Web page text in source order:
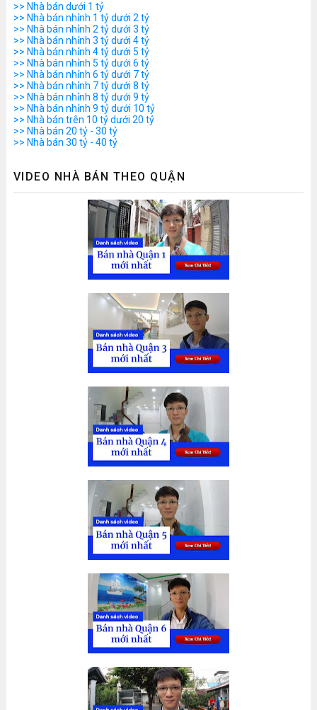
>> Nhà bán dưới 1 tỷ
>> Nhà bán nhỉnh 1 tỷ dưới 2 tỷ
>> Nhà bán nhỉnh 2 tỷ dưới 3 tỷ
>> Nhà bán nhỉnh 3 tỷ dưới 4 tỷ
>> Nhà bán nhỉnh 4 tỷ dưới 5 tỷ
>> Nhà bán nhỉnh 5 tỷ dưới 6 tỷ
>> Nhà bán nhỉnh 6 tỷ dưới 7 tỷ
>> Nhà bán nhỉnh 7 tỷ dưới 8 tỷ
>> Nhà bán nhỉnh 8 tỷ dưới 9 tỷ
>> Nhà bán nhỉnh 9 tỷ dưới 10 tỷ
>> Nhà bán trên 10 tỷ dưới 20 tỷ
>> Nhà bán 20 tỷ - 30 tỷ
>> Nhà bán 30 tỷ - 40 tỷ
VIDEO NHÀ BÁN THEO QUẬN